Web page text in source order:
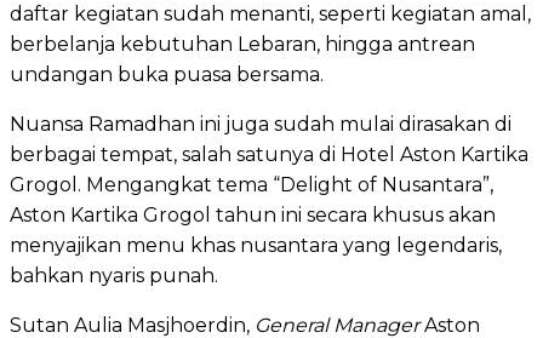
daftar kegiatan sudah menanti, seperti kegiatan amal,
berbelanja kebutuhan Lebaran, hingga antrean
undangan buka puasa bersama.
Nuansa Ramadhan ini juga sudah mulai dirasakan di
berbagai tempat, salah satunya di Hotel Aston Kartika
Grogol. Mengangkat tema “Delight of Nusantara”,
Aston Kartika Grogol tahun ini secara khusus akan
menyajikan menu khas nusantara yang legendaris,
bahkan nyaris punah.
Sutan Aulia Masjhoerdin, General ManagerAston